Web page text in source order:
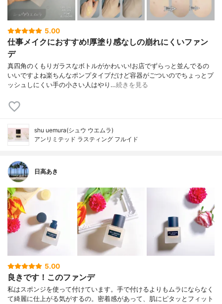
5.00
仕事メイクにおすすめ!厚塗り感なしの崩れにくいファン
デ
真四角のくもりガラスなボトルがかわいい!お店でずらっと並んでるの
いいですよね楽ちんなポンプタイプだけど容器がごついのでちょっとプ
ッシュしにくい手の小さい人はやり…続きを見る
shu uemura(シュウ ウエムラ)
アンリミテッド ラスティング フルイド
日高あき
5.00
良きです！このファンデ
私はスポンジを使って付けています。手で付けるよりもムラにならなく
て綺麗に仕上がる気がするの。密着感があって、肌にピタッとフィット